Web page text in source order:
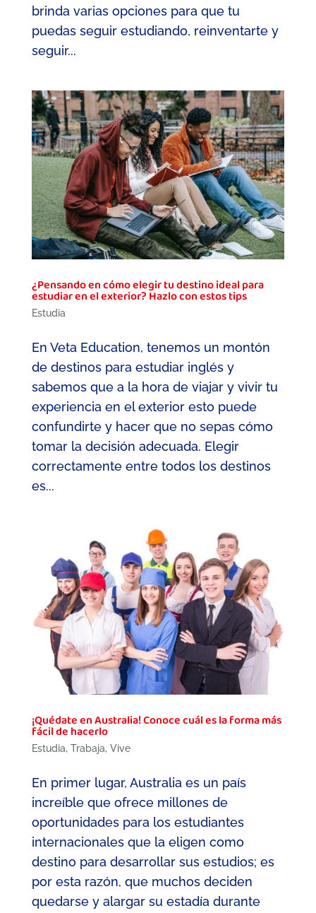
brinda varias opciones para que tu
puedas seguir estudiando, reinventarte y
seguir...
¿Pensando en cómo elegir tu destino ideal para
estudiar en el exterior? Hazlo con estos tips
Estudia
En Veta Education, tenemos un montón
de destinos para estudiar inglés y
sabemos que a la hora de viajar y vivir tu
experiencia en el exterior esto puede
confundirte y hacer que no sepas cómo
tomar la decisión adecuada. Elegir
correctamente entre todos los destinos
es...
¡Quédate en Australia! Conoce cuál es la forma más
fácil de hacerlo
Estudia, Trabaja, Vive
En primer lugar, Australia es un país
increíble que ofrece millones de
oportunidades para los estudiantes
internacionales que la eligen como
destino para desarrollar sus estudios; es
por esta razón, que muchos deciden
quedarse y alargar su estadía durante